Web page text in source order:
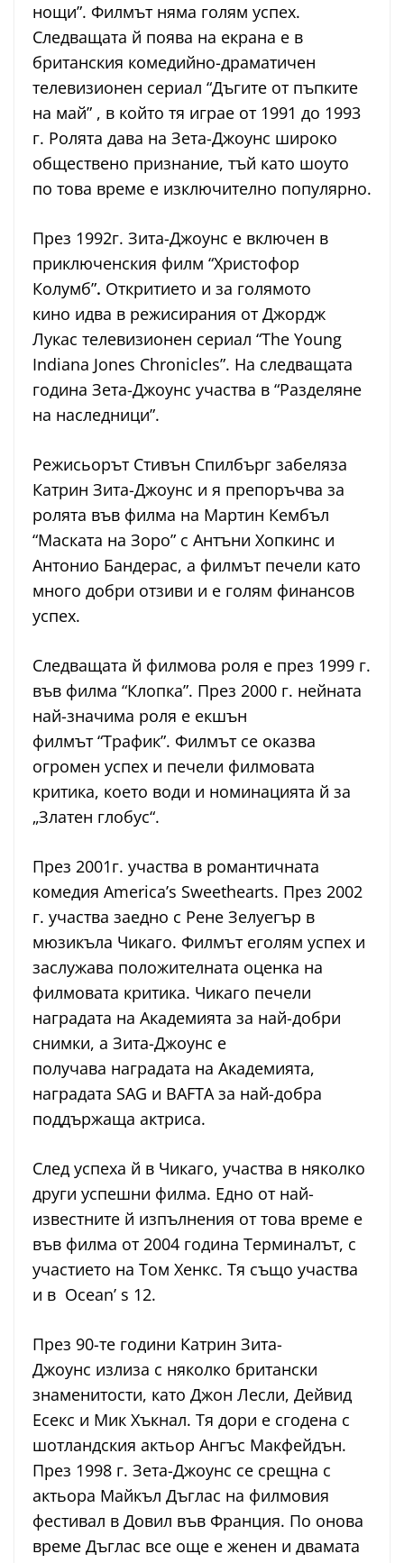
нощи”. Филмът няма голям успех.
Следващата й поява на екрана е в
британския комедийно-драматичен
телевизионен сериал “Дъгите от пъпките
на май” , в който тя играе от 1991 до 1993
г. Ролята дава на Зета-Джоунс широко
обществено признание, тъй като шоуто
по това време е изключително популярно.
През 1992г. Зита-Джоунс е включен в
приключенския филм “Христофор
Колумб”. Откритието и за голямото
кино идва в режисирания от Джордж
Лукас телевизионен сериал “The Young
Indiana Jones Chronicles”. На следващата
година Зета-Джоунс участва в “Разделяне
на наследници”.
Режисьорът Стивън Спилбърг забеляза
Катрин Зита-Джоунс и я препоръчва за
ролята във филма на Мартин Кембъл
“Маската на Зоро” с Антъни Хопкинс и
Антонио Бандерас, а филмът печели като
много добри отзиви и е голям финансов
успех.
Следващата й филмова роля е през 1999 г.
във филма “Клопка”. През 2000 г. нейната
най-значима роля е екшън
филмът “Трафик”. Филмът се оказва
огромен успех и печели филмовата
критика, което води и номинацията й за
„Златен глобус“.
През 2001г. участва в романтичната
комедия America’s Sweethearts. През 2002
г. участва заедно с Рене Зелуегър в
мюзикъла Чикаго. Филмът eголям успех и
заслужава положителната оценка на
филмовата критика. Чикаго печели
наградата на Академията за най-добри
снимки, а Зита-Джоунс е
получава наградата на Академията,
наградата SAG и BAFTA за най-добра
поддържаща актриса.
След успеха й в Чикаго, участва в няколко
други успешни филма. Едно от най-
известните й изпълнения от това време е
във филма от 2004 година Терминалът, с
участието на Том Хенкс. Тя също участва
и в Ocean’ s 12.
През 90-те години Катрин Зита-
Джоунс излиза с няколко британски
знаменитости, като Джон Лесли, Дейвид
Есекс и Мик Хъкнал. Тя дори е сгодена с
шотландския актьор Ангъс Макфейдън.
През 1998 г. Зета-Джоунс се срещна с
актьора Майкъл Дъглас на филмовия
фестивал в Довил във Франция. По онова
време Дъглас все още е женен и двамата